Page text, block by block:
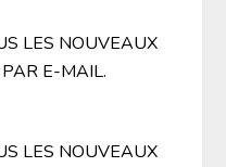
LES NOUVEAUX
E-MAIL.
LES NOUVEAUX